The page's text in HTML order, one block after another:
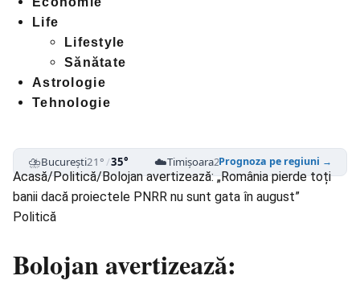
Life
Lifestyle
Sănătate
Astrologie
Tehnologie
⛈️București21°/35° ☁️Timișoara25°/39° ⛈️Cluj-Napoca
Prognoza pe regiuni →
Acasă/Politică/Bolojan avertizează: „România pierde toți
banii dacă proiectele PNRR nu sunt gata în august”
Politică
Bolojan avertizează: